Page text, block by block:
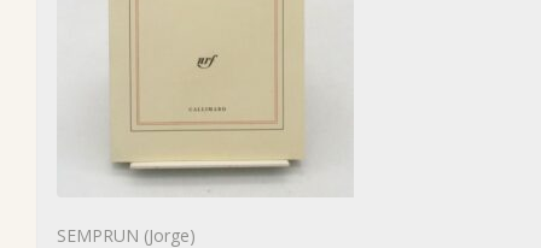
SEMPRUN (Jorge)